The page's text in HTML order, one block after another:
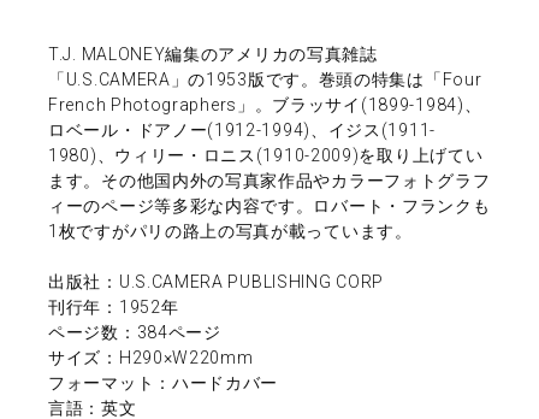
T.J. MALONEY編集のアメリカの写真雑誌
「U.S.CAMERA」の1953版です。巻頭の特集は「Four
French Photographers」。ブラッサイ(1899-1984)、
ロベール・ドアノー(1912-1994)、イジス(1911-
1980)、ウィリー・ロニス(1910-2009)を取り上げてい
ます。その他国内外の写真家作品やカラーフォトグラフ
ィーのページ等多彩な内容です。ロバート・フランクも
1枚ですがパリの路上の写真が載っています。
出版社：U.S.CAMERA PUBLISHING CORP
刊行年：1952年
ページ数：384ページ
サイズ：H290×W220mm
フォーマット：ハードカバー
言語：英文